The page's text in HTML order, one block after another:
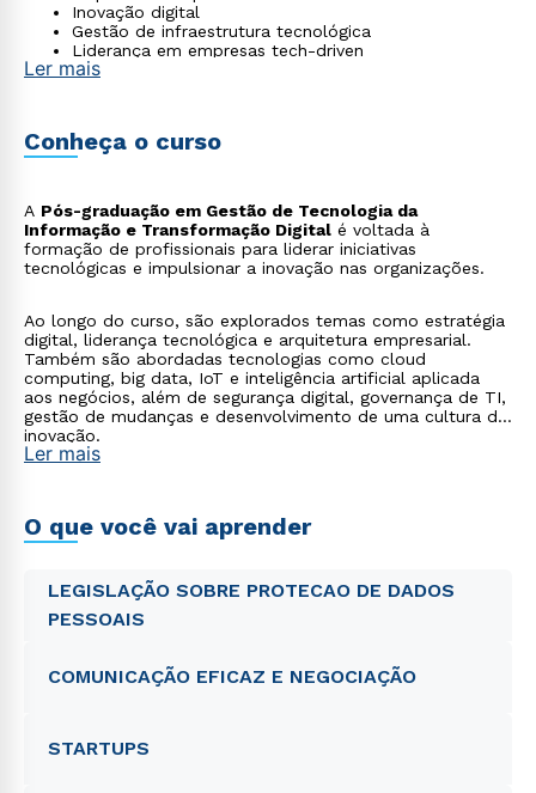
Inovação digital
Gestão de infraestrutura tecnológica
Liderança em empresas tech-driven
Ler mais
Conheça o curso
A Pós-graduação em Gestão de Tecnologia da
Informação e Transformação Digital é voltada à
formação de profissionais para liderar iniciativas
tecnológicas e impulsionar a inovação nas organizações.
Ao longo do curso, são explorados temas como estratégia
digital, liderança tecnológica e arquitetura empresarial.
Também são abordadas tecnologias como cloud
computing, big data, IoT e inteligência artificial aplicada
aos negócios, além de segurança digital, governança de TI,
gestão de mudanças e desenvolvimento de uma cultura de
inovação.
Ler mais
O que você vai aprender
LEGISLAÇÃO SOBRE PROTECAO DE DADOS
PESSOAIS
COMUNICAÇÃO EFICAZ E NEGOCIAÇÃO
STARTUPS